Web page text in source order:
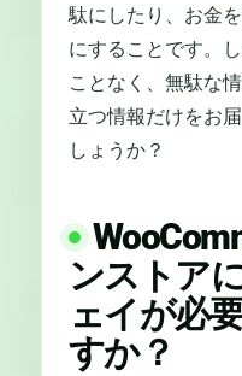
駄にしたり、お金
にすることです。
ことなく、無駄な
立つ情報だけをお
しょうか？
ンストア
ェイが必
すか？